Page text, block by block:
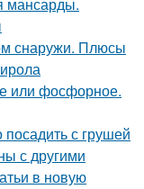
снаружи. Плюсы
или фосфорное.
с грушей
с другими
в новую